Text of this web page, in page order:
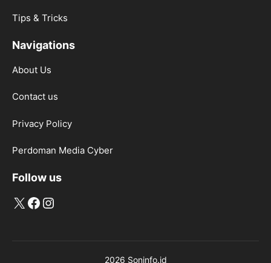
Tips & Tricks
Navigations
About Us
Contact us
Privacy Policy
Perdoman Media Cyber
Follow us
X Facebook
Instagram
2026 Soninfo.id